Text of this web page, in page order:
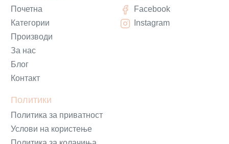
Почетна
Категории
Производи
За нас
Блог
Контакт
Политики
Политика за приватност
Услови на користење
Facebook
Instagram